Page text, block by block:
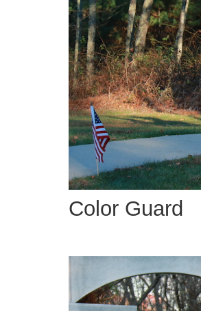
Color Guard